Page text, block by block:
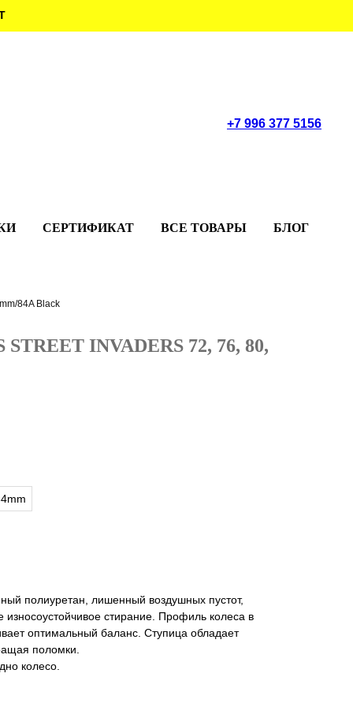
+7 996 377 5156
СЕРТИФИКАТ ВСЕ ТОВАРЫ БЛОГ
84A Black
STREET INVADERS 72, 76, 80,
полиуретан, лишенный воздушных пустот,
стирание. Профиль колеса в
оптимальный баланс. Ступица обладает
поломки.
колесо.